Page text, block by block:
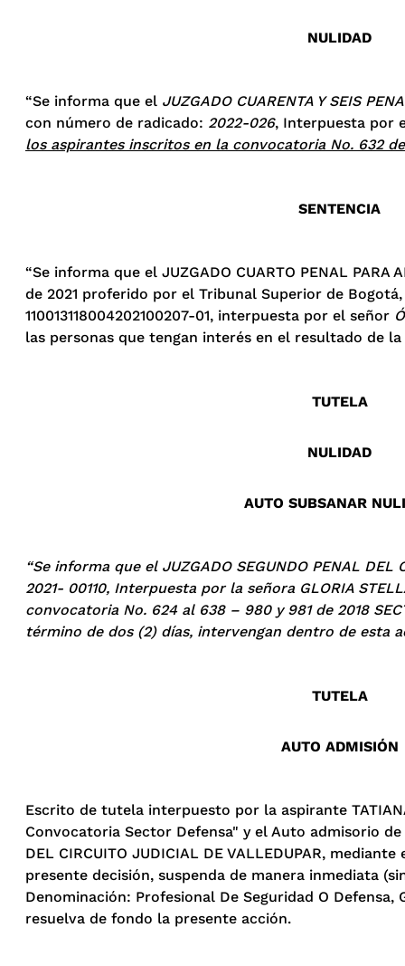
NULIDAD
“Se informa que el JUZGADO CUARENTA Y SEIS
con número de radicado: 2022-026, Interpuesta por
los aspirantes inscritos en la convocatoria No. 632
SENTENCIA
“Se informa que el JUZGADO CUARTO PENAL
de 2021 proferido por el Tribunal Superior de
110013118004202100207-01, interpuesta por el señor
las personas que tengan interés en el resultado de
TUTELA
NULIDAD
AUTO SUBSANAR
“Se informa que el JUZGADO SEGUNDO PENAL DEL
2021- 00110, Interpuesta por la señora GLORIA
convocatoria No. 624 al 638 – 980 y 981 de 2018
término de dos (2) días, intervengan dentro de esta
TUTELA
AUTO ADMISIÓN
Escrito de tutela interpuesto por la aspirante
Convocatoria Sector Defensa" y el Auto admisorio
DEL CIRCUITO JUDICIAL DE VALLEDUPAR,
presente decisión, suspenda de manera inmediata
Denominación: Profesional De Seguridad O
resuelva de fondo la presente acción.